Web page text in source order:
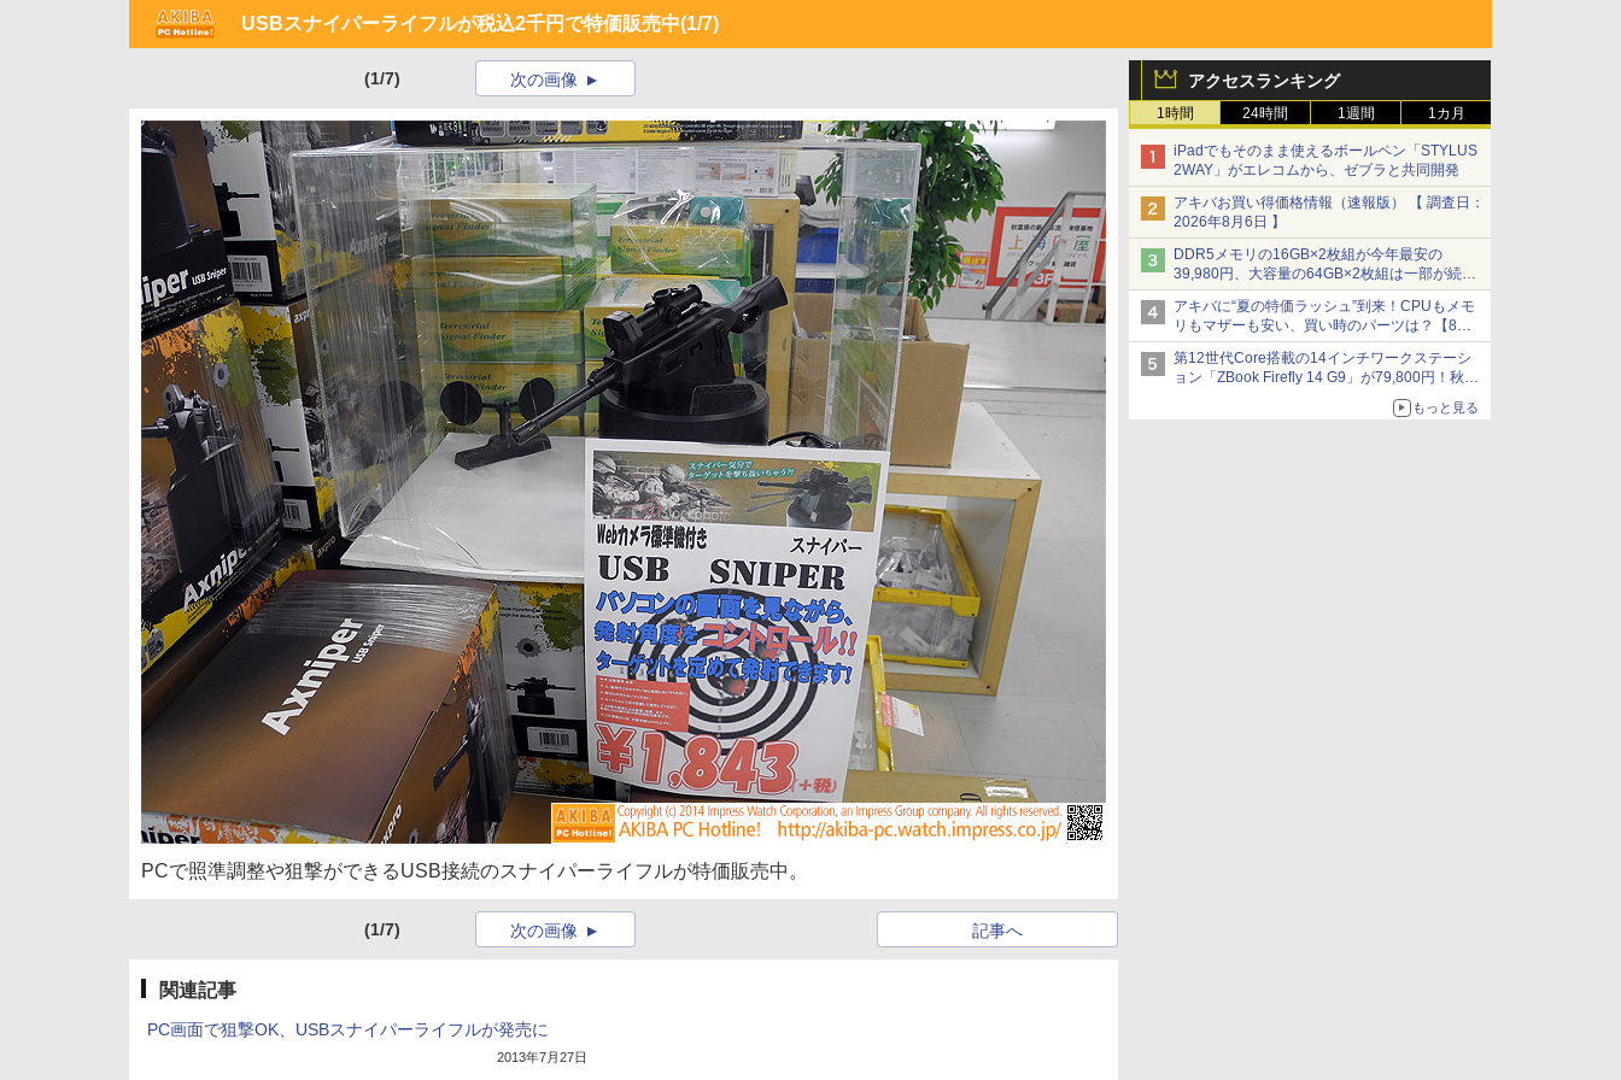
USBスナイパーライフルが税込2千円で特価販売中(1/7)
アクセスランキング
1時間 24時間 1週間 1カ月
iPadでもそのまま使えるボールペン「STYLUS
2WAY」がエレコムから、ゼブラと共同開発
アキバお買い得価格情報（速報版） 【 調査日：
2026年8月6日 】
DDR5メモリの16GB×2枚組が今年最安の
39,980円、大容量の64GB×2枚組は一部が続騰
[8月前半のメモリ価格]
アキバに“夏の特価ラッシュ”到来！CPUもメモ
リもマザーも安い、買い時のパーツは？【8月7
日(金)22時配信】
第12世代Core搭載の14インチワークステーシ
ョン「ZBook Firefly 14 G9」が79,800円！秋葉
もっと見る
(1/7) 次の画像
PCで照準調整や狙撃ができるUSB接続のスナイパーライフルが特価販売中。
(1/7) 記事へ
次の画像
関連記事
PC画面で狙撃OK、USBスナイパーライフルが発売に
2013年7月27日